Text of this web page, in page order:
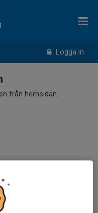
Logga in
från hemsidan.